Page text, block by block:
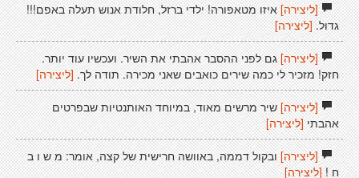
[ליצירה]איזו מטאפורה! ילדי ברזל, חלודת אנוש תעלה באפם!!!
גדול. [ליצירה]
[ליצירה]גם לפני ההסבר אהבתי את השיר. ועכשיו עוד יותר.
חזק! מזכיר לי כמה שירים כואבים שאני מכירה. תודה לך. [ליצירה]
[ליצירה]שיר מרשים מאוד, במיוחד האותנטיות שבפרטים
אהבתי [ליצירה]
[ליצירה]ובקול דממה, באוושה חרישית של קצה, אומר: מ ש ו ב
ח ![ליצירה]